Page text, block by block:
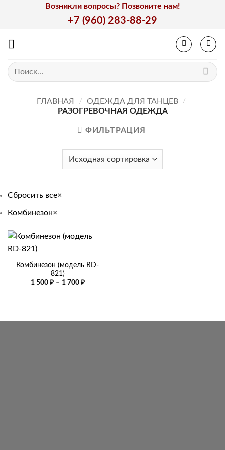
Возникли вопросы? Позвоните нам!
+7 (960) 283-88-29
Искать:
ГЛАВНАЯ / ОДЕЖДА ДЛЯ ТАНЦЕВ /
РАЗОГРЕВОЧНАЯ ОДЕЖДА
ФИЛЬТРАЦИЯ
Сбросить все×
Комбинезон×
Комбинезон (модель RD-
821)
1 500 ₽ – 1 700 ₽Диапазон
700 ₽